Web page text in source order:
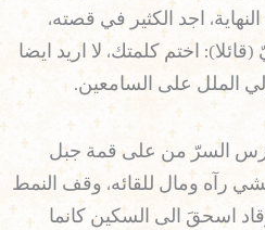
اجد الكثير في قصته،
اختم كلمتك، لا اريد ايضا
الملل على السامعين.
السرّ من على قمة جبل
رآه ومال للقائه، وقف النمط
اسحقَ الى السكين كانما